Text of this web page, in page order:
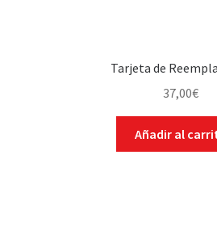
Tarjeta de
37,00€
Añadir al